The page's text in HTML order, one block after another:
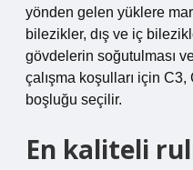
yönden gelen yüklere
bilezikler, dış ve iç
gövdelerin soğutulması
çalışma koşulları için C3,
boşluğu seçilir.
En kaliteli